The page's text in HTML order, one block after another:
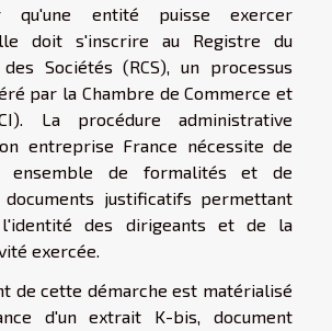
qu'une entité puisse exercer
doit s'inscrire au Registre du
Sociétés (RCS), un processus
par la Chambre de Commerce et
La procédure administrative
entreprise France nécessite de
ensemble de formalités et de
justificatifs permettant
des dirigeants et de la
exercée.
de cette démarche est matérialisé
d'un extrait K-bis, document